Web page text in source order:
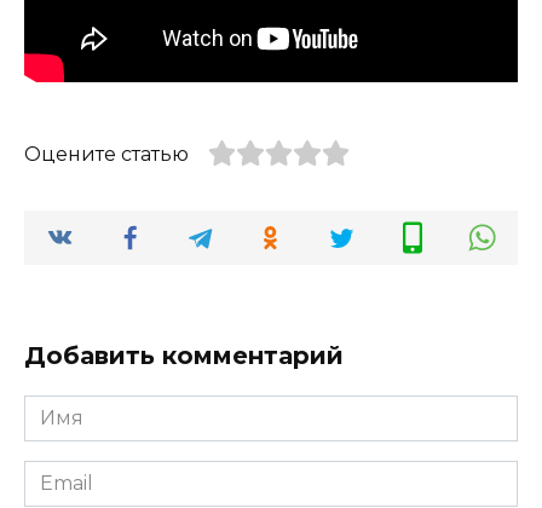
Оцените статью
Добавить комментарий
Имя
*
Email
*